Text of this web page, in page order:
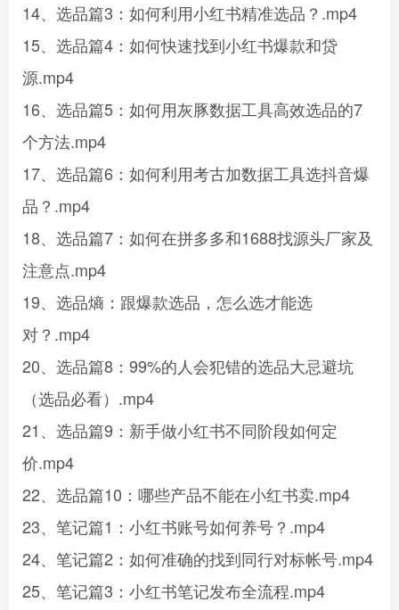
14、选品篇3：如何利用小红书精准选品？.mp4
15、选品篇4：如何快速找到小红书爆款和贷
源.mp4
16、选品篇5：如何用灰豚数据工具高效选品的7
个方法.mp4
17、选品篇6：如何利用考古加数据工具选抖音爆
品？.mp4
18、选品篇7：如何在拼多多和1688找源头厂家及
注意点.mp4
19、选品熵：跟爆款选品，怎么选才能选
对？.mp4
20、选品篇8：99%的人会犯错的选品大忌避坑
（选品必看）.mp4
21、选品篇9：新手做小红书不同阶段如何定
价.mp4
22、选品篇10：哪些产品不能在小红书卖.mp4
23、笔记篇1：小红书账号如何养号？.mp4
24、笔记篇2：如何准确的找到同行对标帐号.mp4
25、笔记篇3：小红书笔记发布全流程.mp4